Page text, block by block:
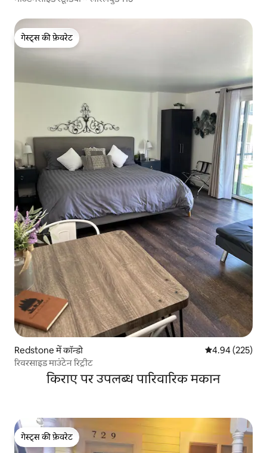
गेस्ट्स की फ़ेवरेट
गेस्ट्स की फ़ेवरेट
Redstone में कॉन्डो औसत रेटिंग 5 में से
4.94 (225)
रिवरसाइड माउंटेन रिट्रीट
किराए पर उपलब्ध पारिवारिक मकान
गेस्ट्स की फ़ेवरेट
गेस्ट्स की फ़ेवरेट